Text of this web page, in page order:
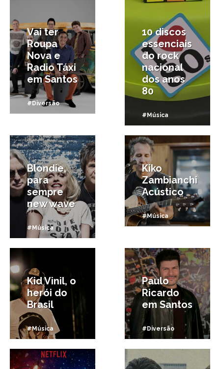
Vai ter
Roupa
Nova e
Radio Táxi
em Santos
#Diversão
10 discos
essenciais
do rock
nacional
dos anos
80
#Música
Blondie,
para
sempre
new wave
#Música
3/06/2017
Kiko
Zambianchi
Acústico
#Música
21/05/2017
Kid Vinil, o
herói do
Brasil
#Música
Paulo
Ricardo
em Santos
#Diversão
20/07/2016 12/01/2016